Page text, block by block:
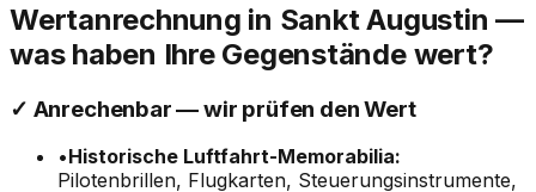
Wertanrechnung in Sankt Augustin —
was haben Ihre Gegenstände wert?
✓ Anrechenbar — wir prüfen den Wert
•Historische Luftfahrt-Memorabilia:
Pilotenbrillen, Flugkarten, Steuerungsinstrumente,